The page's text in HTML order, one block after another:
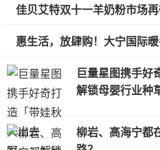
佳贝艾特双十一羊奶粉市场
惠生活，放肆购！大宁国际暖
巨量星图携手好
解锁母婴行业种
柳岩、高海宁都